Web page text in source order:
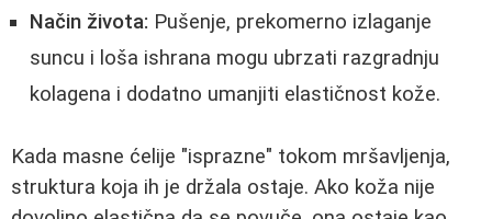
Način života: Pušenje, prekomerno izlaganje
suncu i loša ishrana mogu ubrzati razgradnju
kolagena i dodatno umanjiti elastičnost kože.
Kada masne ćelije "isprazne" tokom mršavljenja,
struktura koja ih je držala ostaje. Ako koža nije